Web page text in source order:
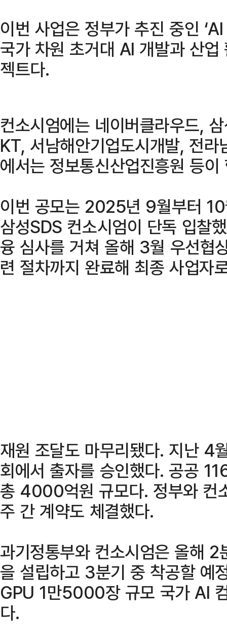
이번 사업은 정부가 추진 중인
국가 차원 초거대 AI 개발과 산
젝트다.
컨소시엄에는 네이버클라우드,
KT, 서남해안기업도시개발, 전
에서는 정보통신산업진흥원 등이
이번 공모는 2025년 9월부터
삼성SDS 컨소시엄이 단독 입찰
융 심사를 거쳐 올해 3월 우선협
련 절차까지 완료해 최종 사업자
재원 조달도 마무리됐다. 지난 4
회에서 출자를 승인했다. 공공
총 4000억원 규모다. 정부와 컨
주 간 계약도 체결했다.
과기정통부와 컨소시엄은 올해
을 설립하고 3분기 중 착공할 예
GPU 1만5000장 규모 국가 AI
다.